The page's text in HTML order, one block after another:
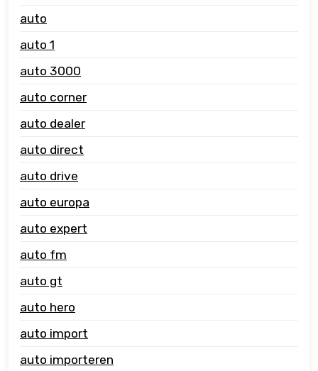
auto
auto 1
auto 3000
auto corner
auto dealer
auto direct
auto drive
auto europa
auto expert
auto fm
auto gt
auto hero
auto import
auto importeren